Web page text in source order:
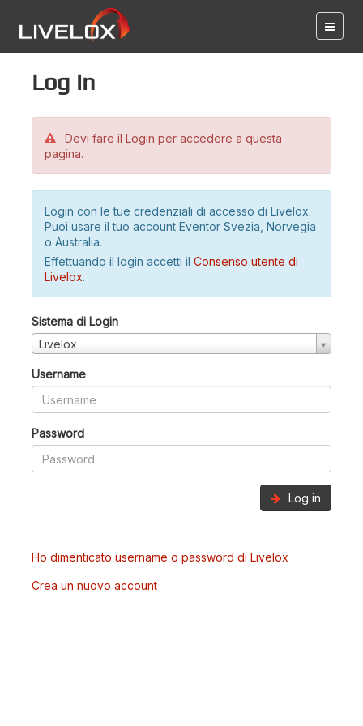
Log in
Devi fare il Login per accedere a questa
pagina.
Login con le tue credenziali di accesso di Livelox.
Puoi usare il tuo account Eventor Svezia, Norvegia
o Australia.
Effettuando il login accetti il Consenso utente di
Livelox.
Sistema di Login
Livelox
Username
Password
Log in
Ho dimenticato username o password di Livelox
Crea un nuovo account